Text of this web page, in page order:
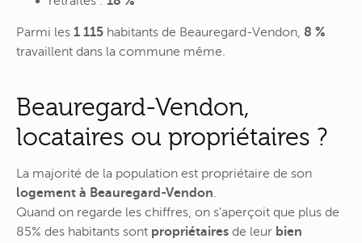
Parmi les 1 115 habitants de Beauregard-Vendon, 8 %
travaillent dans la commune même.
Beauregard-Vendon,
locataires ou propriétaires ?
La majorité de la population est propriétaire de son
logement à Beauregard-Vendon.
Quand on regarde les chiffres, on s'aperçoit que plus de
85% des habitants sont propriétaires de leur bien